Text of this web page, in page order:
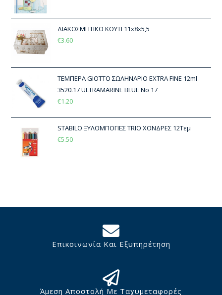
ΔΙΑΚΟΣΜΗΤΙΚΟ ΚΟΥΤΙ 11x8x5,5
€3.60
ΤΕΜΠΕΡΑ GIOTTO ΣΩΛΗΝΑΡΙΟ EXTRA FINE 12ml
3520.17 ULTRAMARINE BLUE No 17
€1.20
STABILO ΞΥΛΟΜΠΟΓΙΕΣ TRIO ΧΟΝΔΡΕΣ 12Τεμ
€5.50
Επικοινωνία Και Εξυπηρέτηση
Άμεση Αποστολή Με Ταχυμεταφορές